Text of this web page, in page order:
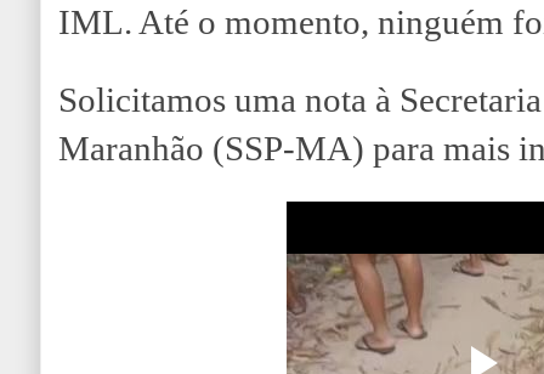
IML. Até o momento, ninguém
Solicitamos uma nota à
Maranhão (SSP-MA) para mais